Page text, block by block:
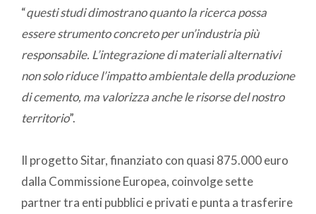
“questi studi dimostrano quanto la ricerca possa
essere strumento concreto per un’industria più
responsabile. L’integrazione di materiali alternativi
non solo riduce l’impatto ambientale della produzione
di cemento, ma valorizza anche le risorse del nostro
territorio”.
Il progetto Sitar, finanziato con quasi 875.000 euro
dalla Commissione Europea, coinvolge sette
partner tra enti pubblici e privati e punta a trasferire